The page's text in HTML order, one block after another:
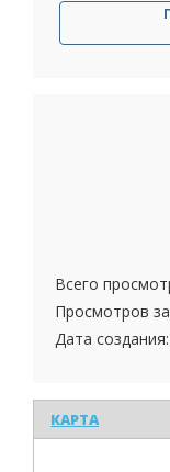
Всего
Просмотров
Дата создания:
КАРТА